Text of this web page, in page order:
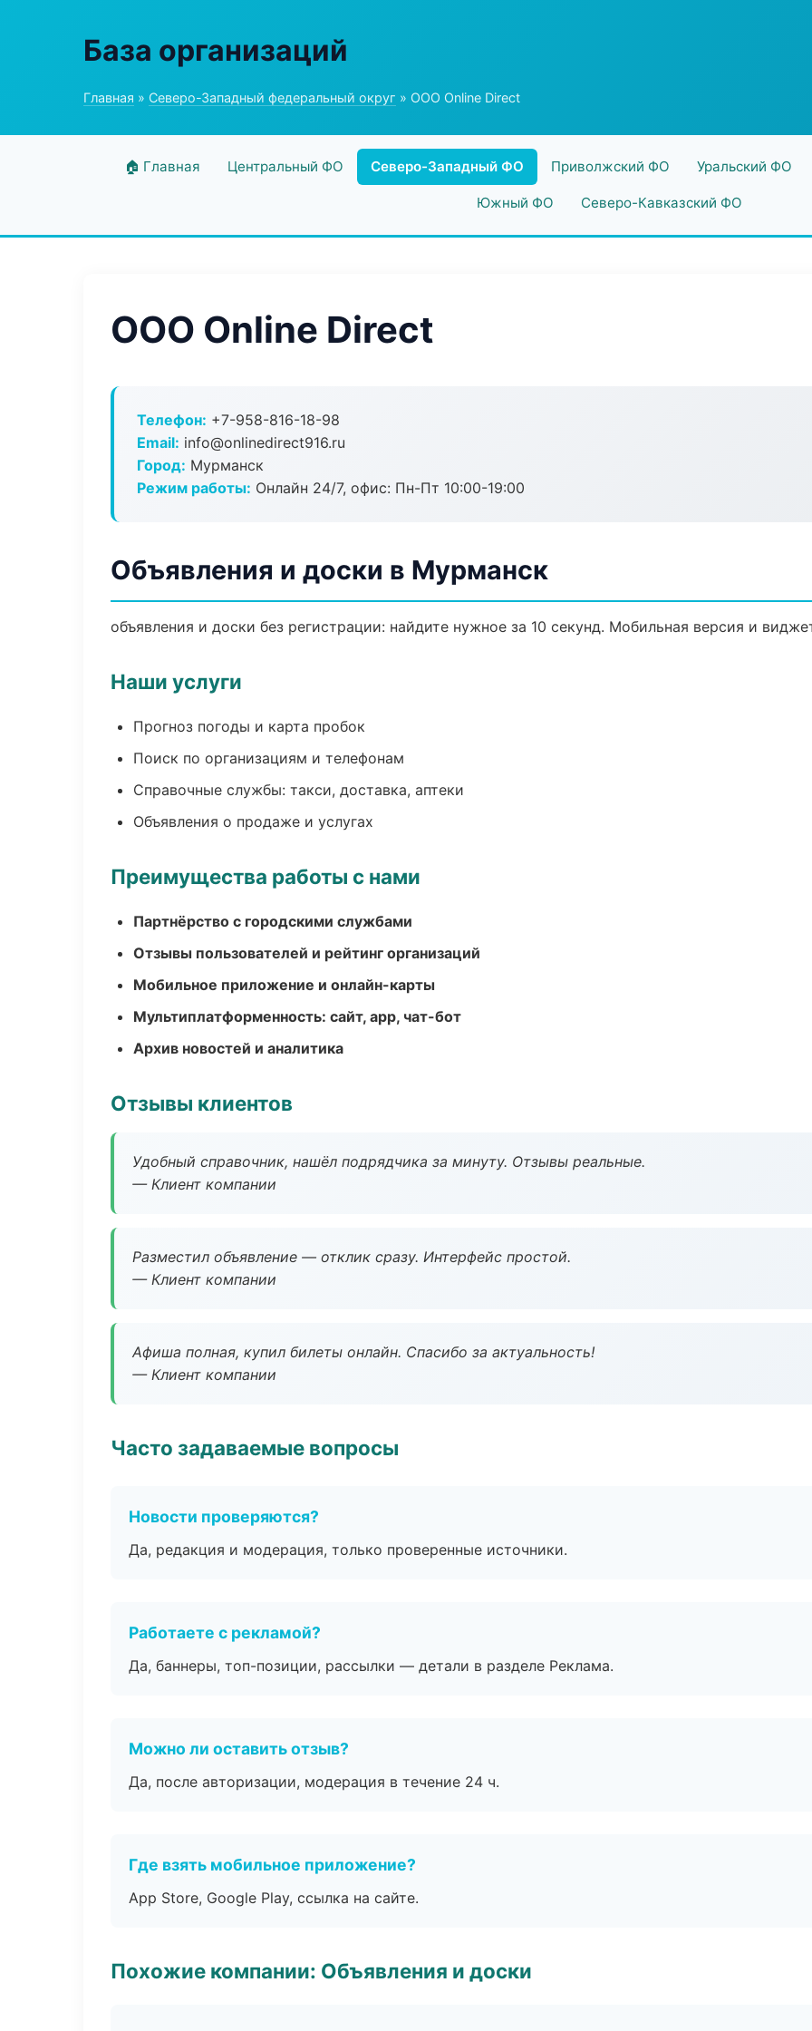
База организаций
Главная » Северо-Западный федеральный округ » ООО Online Direct
🏠 Главная Центральный ФО Северо-Западный ФО Приволжский ФО Уральский ФО
Южный ФО Северо-Кавказский ФО
ООО Online Direct
Телефон: +7-958-816-18-98
Email: info@onlinedirect916.ru
Город: Мурманск
Режим работы: Онлайн 24/7, офис: Пн-Пт 10:00-19:00
Объявления и доски в Мурманск
объявления и доски без регистрации: найдите нужное за 10 секунд. Мобильная версия и
Наши услуги
Прогноз погоды и карта пробок
Поиск по организациям и телефонам
Справочные службы: такси, доставка, аптеки
Объявления о продаже и услугах
Преимущества работы с нами
Партнёрство с городскими службами
Отзывы пользователей и рейтинг организаций
Мобильное приложение и онлайн-карты
Мультиплатформенность: сайт, app, чат-бот
Архив новостей и аналитика
Отзывы клиентов
Удобный справочник, нашёл подрядчика за минуту. Отзывы реальные.
— Клиент компании
Разместил объявление — отклик сразу. Интерфейс простой.
— Клиент компании
Афиша полная, купил билеты онлайн. Спасибо за актуальность!
— Клиент компании
Часто задаваемые вопросы
Новости проверяются?
Да, редакция и модерация, только проверенные источники.
Работаете с рекламой?
Да, баннеры, топ-позиции, рассылки — детали в разделе Реклама.
Можно ли оставить отзыв?
Да, после авторизации, модерация в течение 24 ч.
Где взять мобильное приложение?
App Store, Google Play, ссылка на сайте.
Похожие компании: Объявления и доски